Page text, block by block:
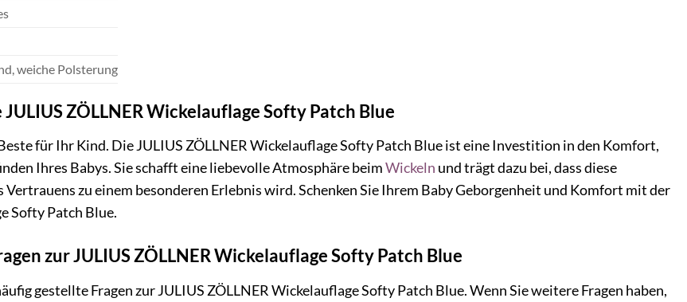
weiche Polsterung
ZÖLLNER Wickelauflage Softy Patch Blue
für Ihr Kind. Die JULIUS ZÖLLNER Wickelauflage Softy Patch Blue ist eine Investition in den Komfort,
Ihres Babys. Sie schafft eine liebevolle Atmosphäre beimWickeln und trägt dazu bei, dass diese
zu einem besonderen Erlebnis wird. Schenken Sie Ihrem Baby Geborgenheit und Komfort mit der
Softy Patch Blue.
zur JULIUS ZÖLLNER Wickelauflage Softy Patch Blue
gestellte Fragen zur JULIUS ZÖLLNER Wickelauflage Softy Patch Blue. Wenn Sie weitere Fragen haben,